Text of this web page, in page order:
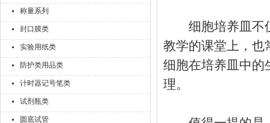
称量系列
封口膜类
实验用纸类
防护类用品类
计时器记号笔类
试剂瓶类
圆底试管
细胞培养皿不仅
教学的课堂上，也
细胞在培养皿中的
理。